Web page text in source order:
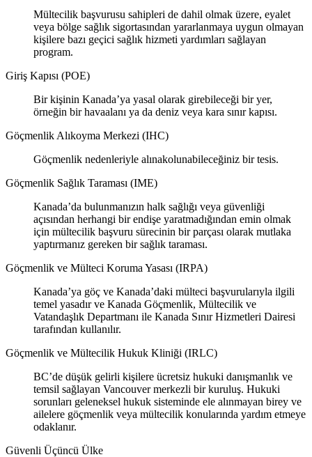
Mültecilik başvurusu sahipleri de dahil olmak üzere, eyalet
veya bölge sağlık sigortasından yararlanmaya uygun olmayan
kişilere bazı geçici sağlık hizmeti yardımları sağlayan
program.
Giriş Kapısı (POE)
Bir kişinin Kanada’ya yasal olarak girebileceği bir yer,
örneğin bir havaalanı ya da deniz veya kara sınır kapısı.
Göçmenlik Alıkoyma Merkezi (IHC)
Göçmenlik nedenleriyle alınakolunabileceğiniz bir tesis.
Göçmenlik Sağlık Taraması (IME)
Kanada’da bulunmanızın halk sağlığı veya güvenliği
açısından herhangi bir endişe yaratmadığından emin olmak
için mültecilik başvuru sürecinin bir parçası olarak mutlaka
yaptırmanız gereken bir sağlık taraması.
Göçmenlik ve Mülteci Koruma Yasası (IRPA)
Kanada’ya göç ve Kanada’daki mülteci başvurularıyla ilgili
temel yasadır ve Kanada Göçmenlik, Mültecilik ve
Vatandaşlık Departmanı ile Kanada Sınır Hizmetleri Dairesi
tarafından kullanılır.
Göçmenlik ve Mültecilik Hukuk Kliniği (IRLC)
BC’de düşük gelirli kişilere ücretsiz hukuki danışmanlık ve
temsil sağlayan Vancouver merkezli bir kuruluş. Hukuki
sorunları geleneksel hukuk sisteminde ele alınmayan birey ve
ailelere göçmenlik veya mültecilik konularında yardım etmeye
odaklanır.
Güvenli Üçüncü Ülke